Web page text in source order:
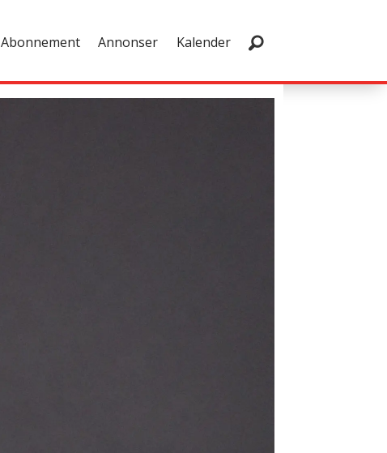
Abonnement Annonser Kalender